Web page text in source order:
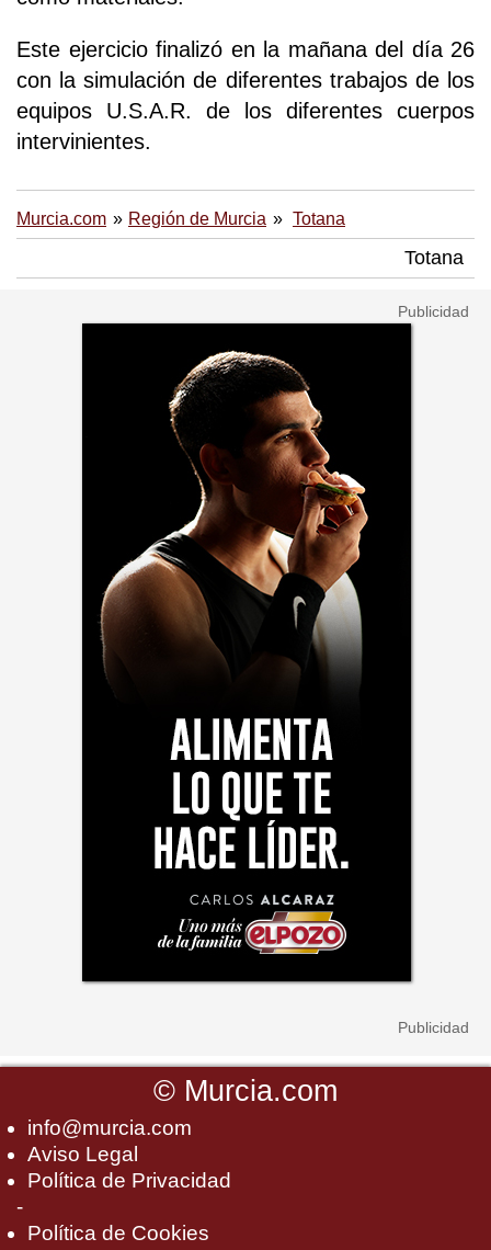
Este ejercicio finalizó en la mañana del día 26
con la simulación de diferentes trabajos de los
equipos U.S.A.R. de los diferentes cuerpos
intervinientes.
Murcia.com Región de Murcia Totana
Totana
© Murcia.com
info@murcia.com
Aviso Legal
Política de Privacidad
-
Política de Cookies